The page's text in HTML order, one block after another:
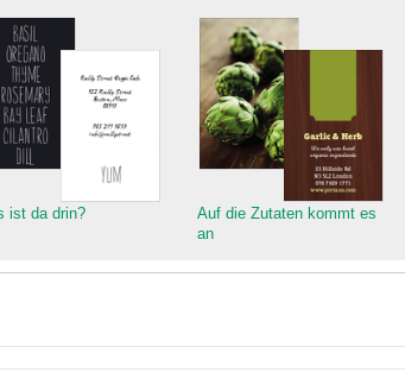
ist da drin?
Auf die Zutaten kommt es
an